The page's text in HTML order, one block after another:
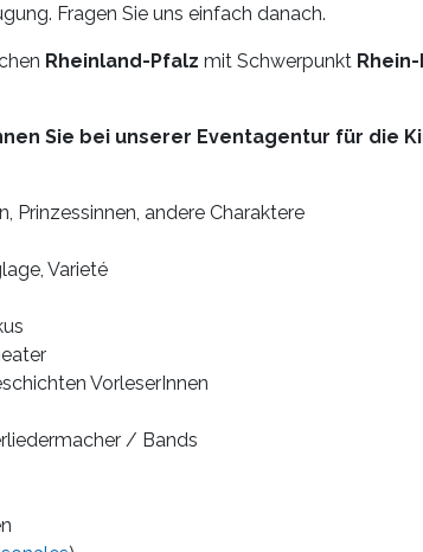
Fragen Sie uns einfach danach.
Rheinland-Pfalz mit SchwerpunktRhein-
Sie bei unserer Eventagentur für die
Prinzessinnen, andere Charaktere
Varieté
VorleserInnen
/ Bands